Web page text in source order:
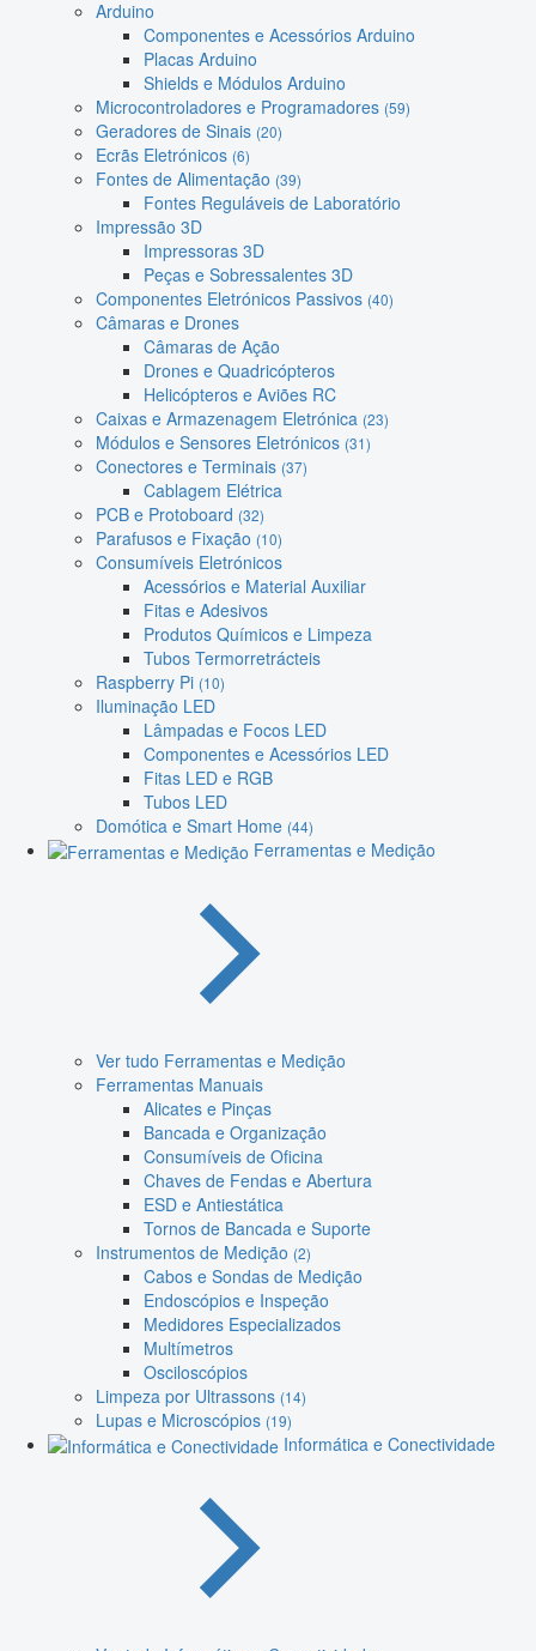
Arduino
Componentes e Acessórios Arduino
Placas Arduino
Shields e Módulos Arduino
Microcontroladores e Programadores (59)
Geradores de Sinais (20)
Ecrãs Eletrónicos (6)
Fontes de Alimentação (39)
Fontes Reguláveis de Laboratório
Impressão 3D
Impressoras 3D
Peças e Sobressalentes 3D
Componentes Eletrónicos Passivos (40)
Câmaras e Drones
Câmaras de Ação
Drones e Quadricópteros
Helicópteros e Aviões RC
Caixas e Armazenagem Eletrónica (23)
Módulos e Sensores Eletrónicos (31)
Conectores e Terminais (37)
Cablagem Elétrica
PCB e Protoboard (32)
Parafusos e Fixação (10)
Consumíveis Eletrónicos
Acessórios e Material Auxiliar
Fitas e Adesivos
Produtos Químicos e Limpeza
Tubos Termorretrácteis
Raspberry Pi (10)
Iluminação LED
Lâmpadas e Focos LED
Componentes e Acessórios LED
Fitas LED e RGB
Tubos LED
Domótica e Smart Home (44)
Ferramentas e Medição
Ver tudo Ferramentas e Medição
Ferramentas Manuais
Alicates e Pinças
Bancada e Organização
Consumíveis de Oficina
Chaves de Fendas e Abertura
ESD e Antiestática
Tornos de Bancada e Suporte
Instrumentos de Medição (2)
Cabos e Sondas de Medição
Endoscópios e Inspeção
Medidores Especializados
Multímetros
Osciloscópios
Limpeza por Ultrassons (14)
Lupas e Microscópios (19)
Informática e Conectividade